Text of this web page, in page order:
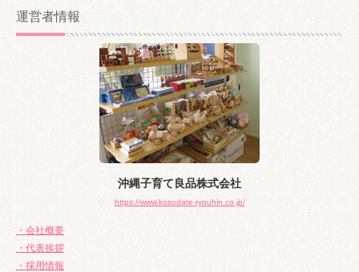
カ
イ
運営者情報
沖縄子育て良品株式会社
https://www.kosodate-ryouhin.co.jp/
・会社概要
・代表挨拶
・採用情報